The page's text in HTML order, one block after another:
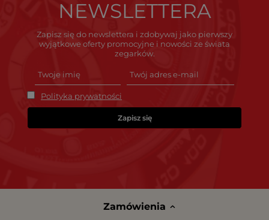
NEWSLETTERA
Zapisz się do newslettera i zdobywaj jako pierwszy
wyjątkowe oferty promocyjne i nowości ze świata
zegarków.
Polityka prywatności
Zapisz się
Zamówienia